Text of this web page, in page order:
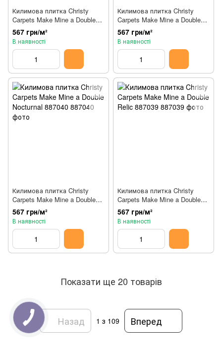
Килимова плитка Christy
Carpets Make Mine a Double
Gladiator 887031
567 грн/м²
В наявності
Килимова плитка Christy
Carpets Make Mine a Double
Harvest 887033
567 грн/м²
В наявності
Килимова плитка Christy
Carpets Make Mine a Double
Nocturnal 887040
567 грн/м²
В наявності
Килимова плитка Christy
Carpets Make Mine a Double
Relic 887039
567 грн/м²
В наявності
Показати ще 20 товарів
Назад 1 з 109 Вперед